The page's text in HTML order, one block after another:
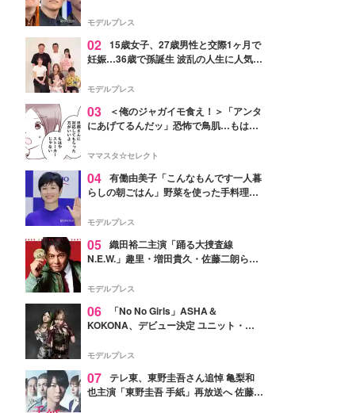
最大の敬意とエールを」
モデルプレス
02 15歳女子、27歳男性と交際1ヶ月で
妊娠…36歳で孫誕生 波乱の人生に人気タ
よ！」
モデルプレス
03
＜俺のジャガイモ食え！＞「アンタ
にあげてるんだッ」恐怖で鳥肌…もはや
ママスタ☆セレクト
04 有働由美子「こんなもんです一人暮
らしの朝ごはん」野菜を使った手料理公
そう」と反響
モデルプレス
05 織田裕二主演「踊る大捜査線
N.E.W.」趣里・増田貴久・佐藤二朗ら新
徴する“謎のキーワード”も
モデルプレス
06
「No No Girls」ASHA＆
KOKONA、デビュー決定 ユニット・
リリースへ
モデルプレス
07 テレ東、東野圭吾さん追悼 亀梨和
也主演「東野圭吾 手紙」再放送へ 佐藤隆